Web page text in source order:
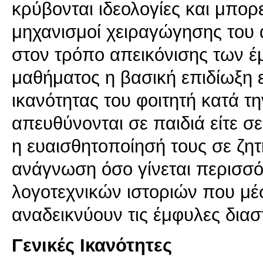
κρύβονται ιδεολογίες και
μηχανισμοί χειραγώγησης
στον τρόπο απεικόνισης των
μαθήματος η βασική επιδίωξη
ικανότητας του φοιτητή κατά
απευθύνονται σε παιδιά είτε
η ευαισθητοποίησή τους σε
ανάγνωση όσο γίνεται
λογοτεχνικών ιστοριών που
αναδεικνύουν τις έμφυλες
Γενικές Ικανότητες